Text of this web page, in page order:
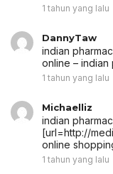
1 tahun yang lalu
DannyTaw
indian
online – indian
1 tahun yang lalu
Michaelliz
indian
[url=http://
online
1 tahun yang lalu